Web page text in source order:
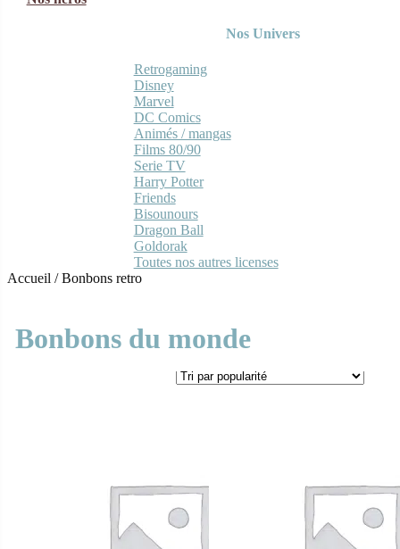
Nos Univers
Retrogaming
Disney
Marvel
DC Comics
Animés / mangas
Films 80/90
Serie TV
Harry Potter
Friends
Bisounours
Dragon Ball
Goldorak
Toutes nos autres licenses
Accueil /Bonbons retro
Bonbons du monde